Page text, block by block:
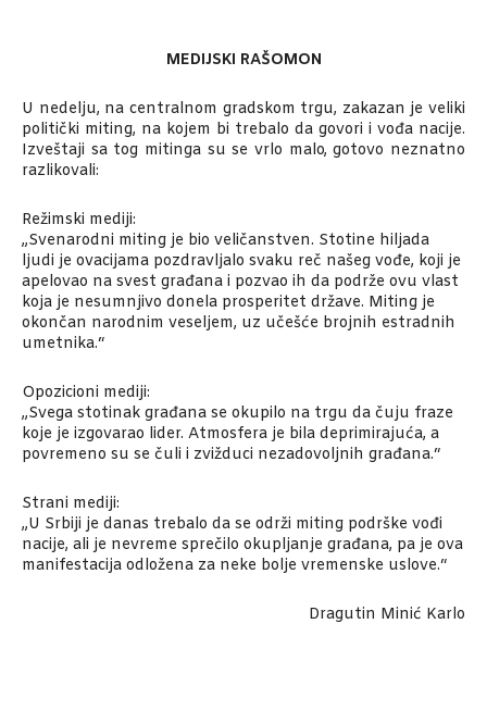
MEDIJSKI RAŠOMON
U nedelju, na centralnom gradskom trgu, zakazan je veliki
politički miting, na kojem bi trebalo da govori i vođa nacije.
Izveštaji sa tog mitinga su se vrlo malo, gotovo neznatno
razlikovali:
Režimski mediji:
„Svenarodni miting je bio veličanstven. Stotine hiljada
ljudi je ovacijama pozdravljalo svaku reč našeg vođe, koji je
apelovao na svest građana i pozvao ih da podrže ovu vlast
koja je nesumnjivo donela prosperitet države. Miting je
okončan narodnim veseljem, uz učešće brojnih estradnih
umetnika.“
Opozicioni mediji:
„Svega stotinak građana se okupilo na trgu da čuju fraze
koje je izgovarao lider. Atmosfera je bila deprimirajuća, a
povremeno su se čuli i zvižduci nezadovoljnih građana.“
Strani mediji:
„U Srbiji je danas trebalo da se održi miting podrške vođi
nacije, ali je nevreme sprečilo okupljanje građana, pa je ova
manifestacija odložena za neke bolje vremenske uslove.“
­ Dragutin Minić Karlo